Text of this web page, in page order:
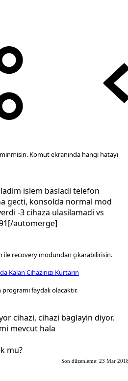
Komut ekranında hangi hatayı
islem basladi telefon
gecti, konsolda normal mod
-3 cihaza ulasilamadi vs
automerge]
ile recovery modundan çıkarabilirisin.
Kalan Cihazınızı Kurtarın
faydalı olacaktır.
cihazi, cihazi baglayin diyor.
mevcut hala
mu?
Son düzenleme: 23 Mar